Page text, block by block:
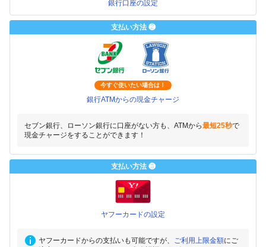
銀行口座の設定
支払い方法 ❷
今すぐ使いたい場合は！
銀行ATMからの現金チャージ
セブン銀行、ローソン銀行に口座がない方も、ATMから最短25秒で
現金チャージをすることができます！
支払い方法 ❸
ヤフーカードの設定
ヤフーカードからの支払いも可能ですが、 ご利用上限金額にご